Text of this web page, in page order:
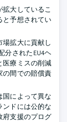
大しているこ
と予想されてい
拡大に貢献し
分されたEU4ヘ
医療ミスの削減
の間での賠償責
国によって異な
ンドには公的な
府支援のプログ